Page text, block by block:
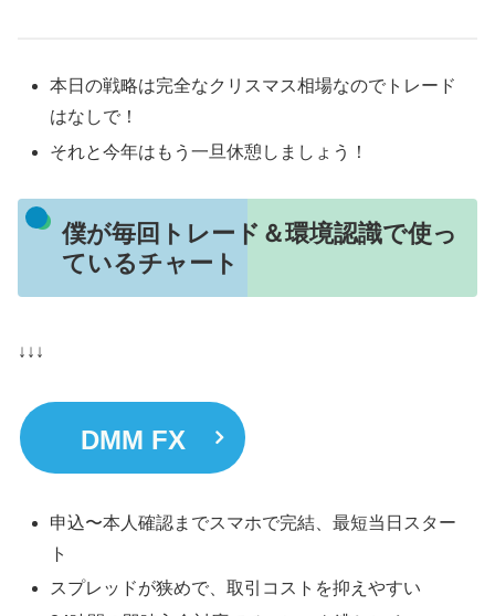
本日の戦略は完全なクリスマス相場なのでトレード
はなしで！
それと今年はもう一旦休憩しましょう！
僕が毎回トレード＆環境認識で使っ
ているチャート
↓↓↓
DMM FX
申込〜本人確認までスマホで完結、最短当日スター
ト
スプレッドが狭めで、取引コストを抑えやすい